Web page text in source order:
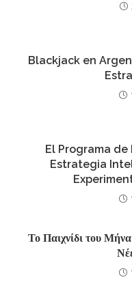
Blackjack en
El Programa
Estrategia
Το Παιχνίδι του